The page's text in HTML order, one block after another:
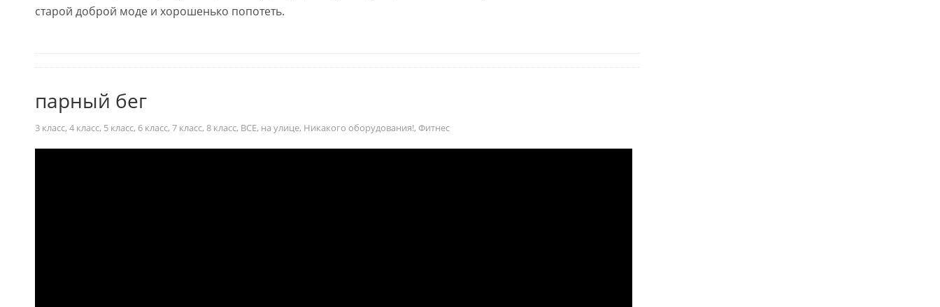
старой доброй моде и хорошенько попотеть.
парный бег
3 класс, 4 класс, 5 класс, 6 класс, 7 класс, 8 класс, ВСЕ, на улице, Никакого оборудования!, Фитнес